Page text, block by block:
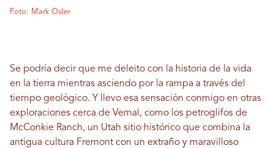
Foto: Mark Osler
Se podría decir que me deleito con la historia de la vida
en la tierra mientras asciendo por la rampa a través del
tiempo geológico. Y llevo esa sensación conmigo en otras
exploraciones cerca de Vernal, como los petroglifos de
McConkie Ranch, un Utah sitio histórico que combina la
antigua cultura Fremont con un extraño y maravilloso